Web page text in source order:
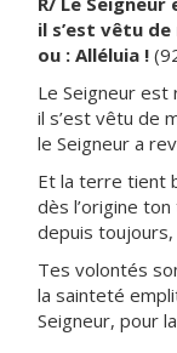
il s’est vêtu
ou : Alléluia !
Le Seigneur est
il s’est vêtu de
le Seigneur a
Et la terre tient
dès l’origine
depuis toujours,
Tes volontés
la sainteté
Seigneur, pour